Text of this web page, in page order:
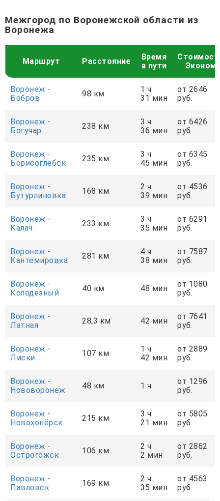
Межгород по Воронежской области из
Воронежа
Маршрут Расстояние
Время
в пути
Эконом
Воронеж -
Бобров
98 км
1 ч
31 мин
от 2646
руб.
Воронеж -
Богучар
238 км
3 ч
36 мин
от 6426
руб.
Воронеж -
Борисоглебск
235 км
3 ч
45 мин
от 6345
руб.
Воронеж -
Бутурлиновка
168 км
2 ч
39 мин
от 4536
руб.
Воронеж -
Калач
233 км
3 ч
35 мин
от 6291
руб.
Воронеж -
Кантемировка
281 км
4 ч
38 мин
от 7587
руб.
Воронеж -
Колодезный
40 км 48 мин
от 1080
руб.
Воронеж -
Латная
28,3 км 42 мин
от 7641
руб.
Воронеж -
Лиски
107 км
1 ч
42 мин
от 2889
руб.
Воронеж -
Нововоронеж
48 км 1 ч
от 1296
руб.
Воронеж -
Новохопёрск
215 км
3 ч
21 мин
от 5805
руб.
Воронеж -
Острогожск
106 км
2 ч
2 мин
от 2862
руб.
Воронеж -
Павловск
169 км
2 ч
35 мин
от 4563
руб.